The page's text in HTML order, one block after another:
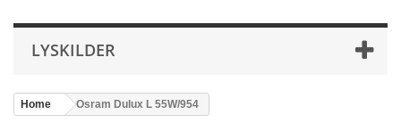
LYSKILDER
Home >Osram Dulux L 55W/954